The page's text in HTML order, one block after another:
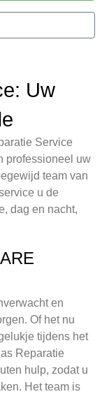
Uw
Service
professioneel uw
team van
u de
dag en nacht,
en
Of het nu
tijdens het
Reparatie
hulp, zodat u
Het team is